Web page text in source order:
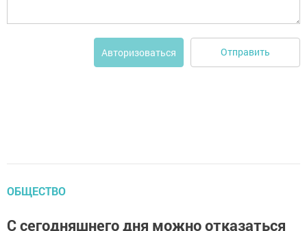
Авторизоваться Отправить
ОБЩЕСТВО
С сегодняшнего дня можно отказаться